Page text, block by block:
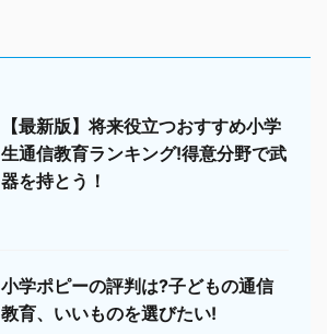
【最新版】将来役立つおすすめ小学
生通信教育ランキング!得意分野で武
器を持とう！
小学ポピーの評判は?子どもの通信
教育、いいものを選びたい!